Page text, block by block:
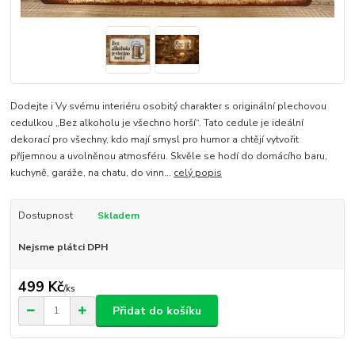
Dodejte i Vy svému interiéru osobitý charakter s originální plechovou
cedulkou „Bez alkoholu je všechno horší“. Tato cedule je ideální
dekorací pro všechny, kdo mají smysl pro humor a chtějí vytvořit
příjemnou a uvolněnou atmosféru. Skvěle se hodí do domácího baru,
kuchyně, garáže, na chatu, do vinn... celý popis
Dostupnost Skladem
Nejsme plátci DPH
499 Kč/ks
Přidat do košíku